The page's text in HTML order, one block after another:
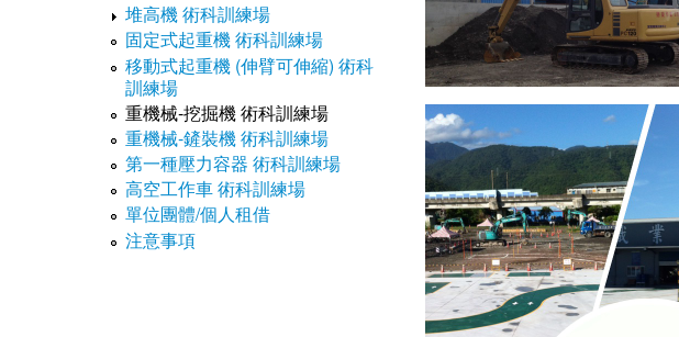
堆高機 術科訓練場
固定式起重機 術科訓練場
移動式起重機 (伸臂可伸縮) 術科
訓練場
重機械-挖掘機 術科訓練場
重機械-鏟裝機 術科訓練場
第一種壓力容器 術科訓練場
高空工作車 術科訓練場
單位團體/個人租借
注意事項